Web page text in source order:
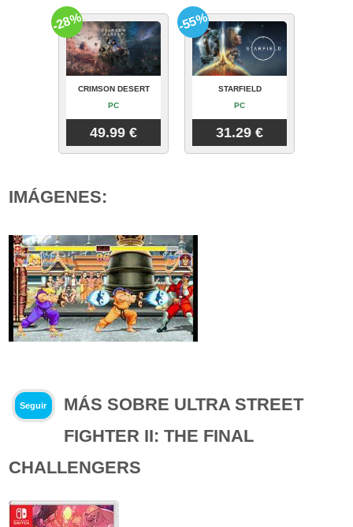
CRIMSON DESERT
PC
49.99 €
-28%
STARFIELD
PC
31.29 €
-55%
IMÁGENES:
Seguir
MÁS SOBRE ULTRA STREET
FIGHTER II: THE FINAL
CHALLENGERS